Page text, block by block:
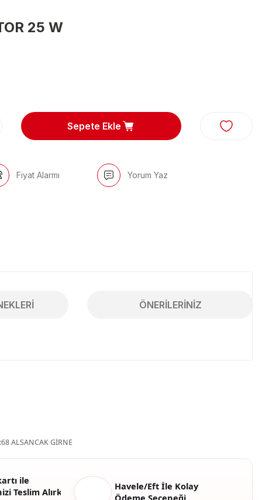
25 W
Sepete Ekle
Fiyat Alarmı Yorum Yaz
ÖNERILERINIZ
ALSANCAK GİRNE
ile
Teslim Alırken
Havele/Eft İle Kolay
Ödeme Seçeneği